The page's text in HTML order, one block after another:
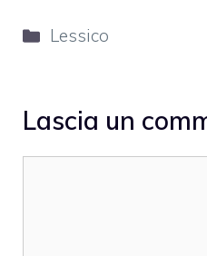
Categorie
Lessico
Lascia un